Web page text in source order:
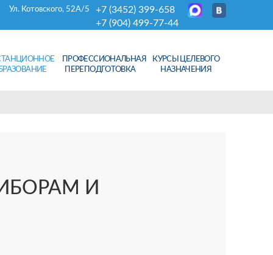
+7 (3452) 399-658
+7 (904) 499-77-44
Ул. Котовского, 52А/5
ПРОФЕССИОНАЛЬНАЯ
ПЕРЕПОДГОТОВКА
КУРСЫ ЦЕЛЕВОГО
НАЗНАЧЕНИЯ
И